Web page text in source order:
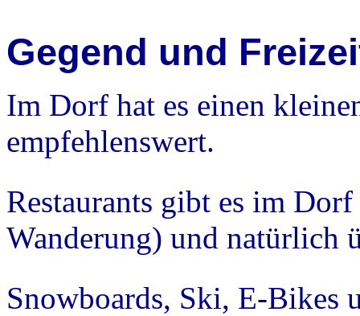
Gegend und
Im Dorf hat es einen
empfehlenswert.
Restaurants gibt es im
Wanderung) und natürlich
Snowboards, Ski, E-Bikes